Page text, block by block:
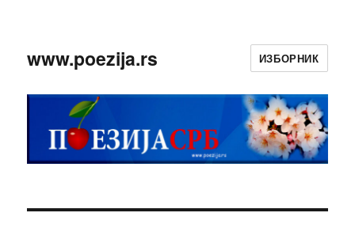
www.poezija.rs ИЗБОРНИК